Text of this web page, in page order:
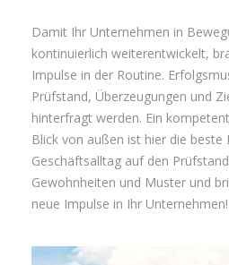
Damit Ihr Unternehmen in
kontinuierlich weiterentwickelt,
Impulse in der Routine.
Prüfstand, Überzeugungen und
hinterfragt werden. Ein
Blick von außen ist hier die beste
Geschäftsalltag auf den
Gewohnheiten und Muster und
neue Impulse in Ihr Unternehmen!